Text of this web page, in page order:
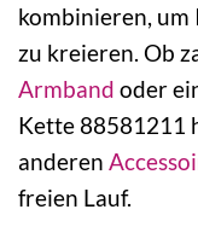
kombinieren,
zu kreieren. Ob
Armband oder
Kette 88581211
anderen
freien Lauf.